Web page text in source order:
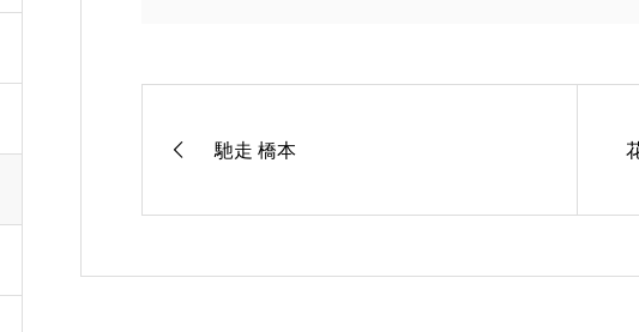
馳走 橋本